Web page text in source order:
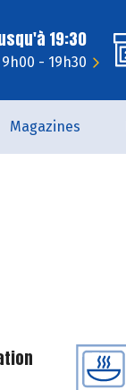
19:30
9h00 - 19h30
Magazines